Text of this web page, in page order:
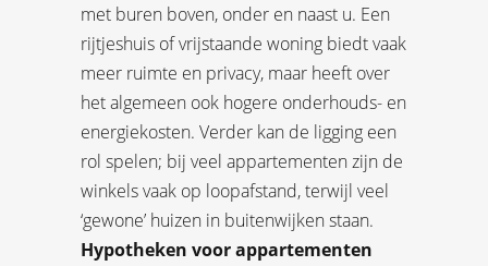
met buren boven, onder en naast u. Een
rijtjeshuis of vrijstaande woning biedt vaak
meer ruimte en privacy, maar heeft over
het algemeen ook hogere onderhouds- en
energiekosten. Verder kan de ligging een
rol spelen; bij veel appartementen zijn de
winkels vaak op loopafstand, terwijl veel
‘gewone’ huizen in buitenwijken staan.
Hypotheken voor appartementen